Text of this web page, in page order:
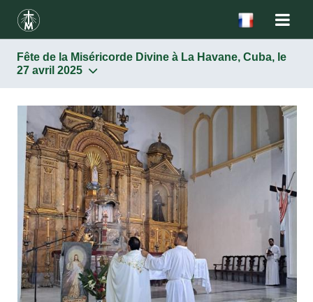
Fête de la Miséricorde Divine à La Havane, Cuba, le
27 avril 2025